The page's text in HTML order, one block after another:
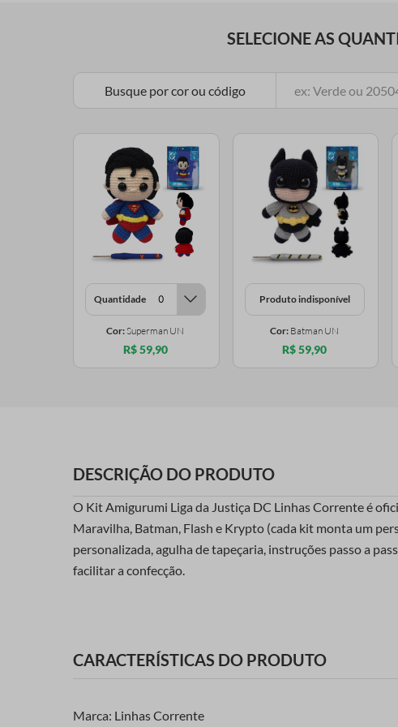
SELECIONE AS
Busque por cor ou código
Quantidade
Cor:Superman UN
R$ 59,90
Produto indisponível
Cor: Batman UN
R$ 59,90
DESCRIÇÃO DO PRODUTO
O Kit Amigurumi Liga da Justiça DC Linhas Corrente é
Maravilha, Batman, Flash e Krypto (cada kit monta um
personalizada, agulha de tapeçaria, instruções passo a
facilitar a confecção.
CARACTERÍSTICAS DO PRODUTO
Marca: Linhas Corrente